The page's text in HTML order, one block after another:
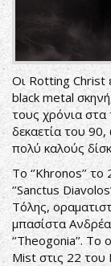
Οι Rotting Christ
black metal
τους χρόνια στα
δεκαετία του
πολύ καλούς
Το ‘’Khronos’’
‘’Sanctus
Τόλης,
μπασίστα
‘’Theogonia’’.
Mist στις 22 του